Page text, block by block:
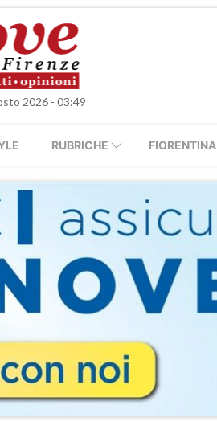
2026 - 03:49
RUBRICHE FIORENTINA